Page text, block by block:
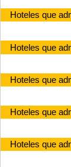
Hoteles que
Hoteles que
Hoteles que
Hoteles que
Hoteles que